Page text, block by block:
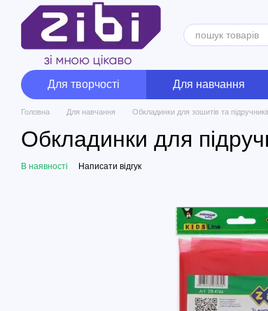
Перейти до основного контенту
Для творчості Для навчання
Головна Для навчання Обкладинки для зошитів та
Обкладинки для
В наявності Написати відгук